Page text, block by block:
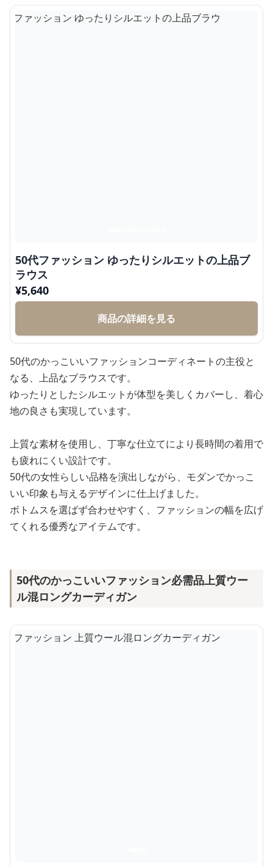
50代ファッション ゆったりシルエットの上品ブ
ラウス
¥5,640
商品の詳細を見る
50代のかっこいいファッションコーディネートの主役と
なる、上品なブラウスです。
ゆったりとしたシルエットが体型を美しくカバーし、着心
地の良さも実現しています。
上質な素材を使用し、丁寧な仕立てにより長時間の着用で
も疲れにくい設計です。
50代の女性らしい品格を演出しながら、モダンでかっこ
いい印象も与えるデザインに仕上げました。
ボトムスを選ばず合わせやすく、ファッションの幅を広げ
てくれる優秀なアイテムです。
50代のかっこいいファッション必需品上質ウー
ル混ロングカーディガン